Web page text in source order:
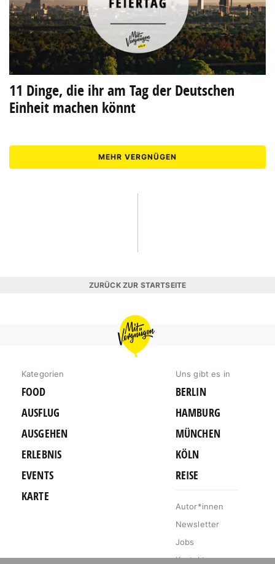
11 Dinge, die ihr am Tag der Deutschen
Einheit machen könnt
MEHR VERGNÜGEN
ZURÜCK ZUR STARTSEITE
MIT
VERGNÜGEN
KÖLN
Kategorien
FOOD
AUSFLUG
AUSGEHEN
ERLEBNIS
EVENTS
KARTE
Uns gibt es in
BERLIN
HAMBURG
MÜNCHEN
KÖLN
REISE
Autor*innen
Newsletter
Jobs
Kontakt